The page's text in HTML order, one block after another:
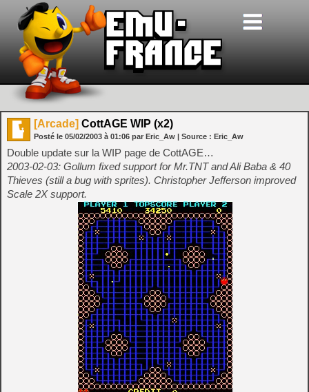
[Arcade] CottAGE WIP (x2)
Posté le 05/02/2003 à 01:06 par Eric_Aw | Source : Eric_Aw
Double update sur la WIP page de CottAGE…
2003-02-03: Gollum fixed support for Mr.TNT and Ali Baba & 40
Thieves (still a bug with sprites). Christopher Jefferson improved
Scale 2X support.